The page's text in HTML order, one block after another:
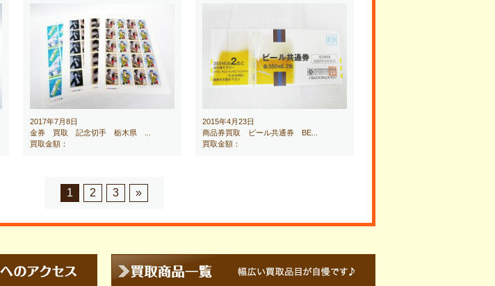
2017年7月8日
金券 買取 記念切手 栃木県 ...
買取金額：
2015年4月23日
商品券買取 ビール共通券 BE...
買取金額：
1 2 3 »